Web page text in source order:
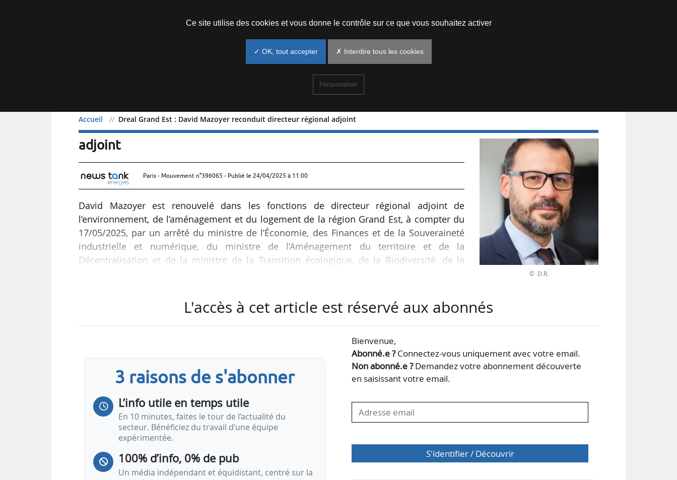
Accueil Dreal Grand Est : David Mazoyer reconduit directeur régional adjoint
Dreal Grand Est : David Mazoyer reconduit directeur régional
adjoint
Paris - Mouvement n°396065 - Publié le 24/04/2025 à 11:00
David Mazoyer est renouvelé dans les fonctions de directeur régional adjoint de
l’environnement, de l’aménagement et du logement de la région Grand Est, à compter du
17/05/2025, par un arrêté du ministre de l’Économie, des Finances et de la Souveraineté
industrielle et numérique, du ministre de l’Aménagement du territoire et de la
Décentralisation et de la ministre de la Transition écologique, de la Biodiversité, de la
David Mazoyer occupe ces fonctions depuis le 17/05/2021. Il était auparavant directeur du
Centre de l’Andra en Meuse/Haute-Marne entre 2016 et 2021.
© D.R.
L'accès à cet article est réservé aux abonnés
3 raisons de s'abonner
L’info utile en temps utile
En 10 minutes, faites le tour de l’actualité du
secteur. Bénéficiez du travail d’une équipe
expérimentée.
100% d’info, 0% de pub
Un média indépendant et équidistant, centré sur la
Bienvenue,
Abonné.e ?Connectez-vous uniquement avec votre email.
Non abonné.e ?Demandez votre abonnement découverte
en saisissant votre email.
S'identifier / Découvrir
Ce site utilise des cookies et vous donne le contrôle sur ce que vous souhaitez activer
✓ OK, tout accepter ✗ Interdire tous les cookies
Personnaliser